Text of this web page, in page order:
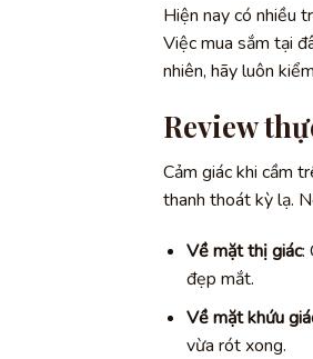
Hiện nay có nhiều
Việc mua sắm tại
nhiên, hãy luôn
Review
Cảm giác khi cầm
thanh thoát kỳ lạ.
Về mặt thị giác:
đẹp mắt.
Về mặt khứu
vừa rót xong.